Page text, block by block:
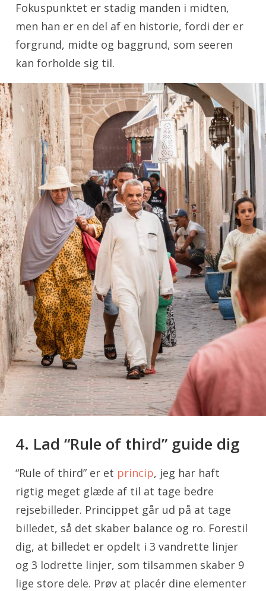
Fokuspunktet er stadig manden i midten,
men han er en del af en historie, fordi der er
forgrund, midte og baggrund, som seeren
kan forholde sig til.
4. Lad “Rule of third” guide dig
“Rule of third” er et princip, jeg har haft
rigtig meget glæde af til at tage bedre
rejsebilleder. Princippet går ud på at tage
billedet, så det skaber balance og ro. Forestil
dig, at billedet er opdelt i 3 vandrette linjer
og 3 lodrette linjer, som tilsammen skaber 9
lige store dele. Prøv at placér dine elementer